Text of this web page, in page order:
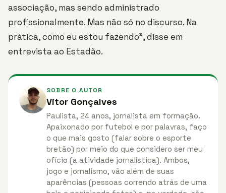
associação, mas sendo administrado
profissionalmente. Mas não só no discurso. Na
prática, como eu estou fazendo”, disse em
entrevista ao Estadão.
SOBRE O AUTOR
Vitor Gonçalves
Paulista, 24 anos, jornalista em formação.
Apaixonado por futebol e por palavras, faço
o que mais gosto (falar sobre o esporte
bretão) por meio do que considero ser meu
ofício (a atividade jornalística). Ambos,
jogo e jornalismo, vão além de suas
aparências (pessoas correndo atrás de uma